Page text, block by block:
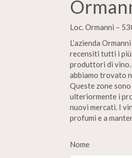
Loc. Ormanni –
L’azienda
recensiti tutti i più
produttori di vino.
abbiamo trovato
Queste zone
ulteriormente i
nuovi mercati. I
profumi e a
Nome